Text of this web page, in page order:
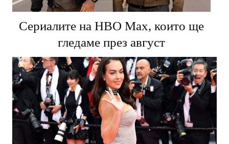
Сериалите на HBO Max, които ще
гледаме през август